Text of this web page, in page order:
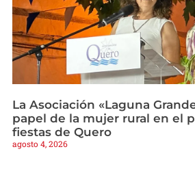
La Asociación «Laguna
papel de la mujer rural en el
fiestas de Quero
agosto 4, 2026